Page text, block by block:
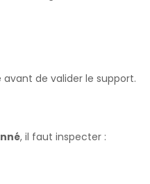
de valider le support.
, il faut inspecter :